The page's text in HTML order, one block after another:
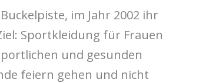
im Jahr 2002 ihr
Sportkleidung für Frauen
und gesunden
feiern gehen und nicht